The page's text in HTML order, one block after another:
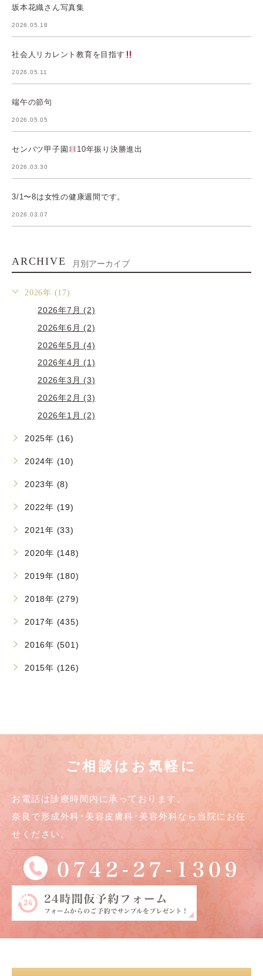
坂本花織さん写真集
2026.05.18
社会人リカレント教育を目指す
2026.05.11
端午の節句
2026.05.05
センバツ甲子園 10年振り決勝進出
2026.03.30
3/1〜8は女性の健康週間です。
2026.03.07
ARCHIVE 月別アーカイブ
2026年 (17)
2026年7月 (2)
2026年6月 (2)
2026年5月 (4)
2026年4月 (1)
2026年3月 (3)
2026年2月 (3)
2026年1月 (2)
2025年 (16)
2024年 (10)
2023年 (8)
2022年 (19)
2021年 (33)
2020年 (148)
2019年 (180)
2018年 (279)
2017年 (435)
2016年 (501)
2015年 (126)
ご相談はお気軽に
お電話は診療時間内に承っております。
奈良で形成外科･美容皮膚科･美容外科なら当院にお任
せください。